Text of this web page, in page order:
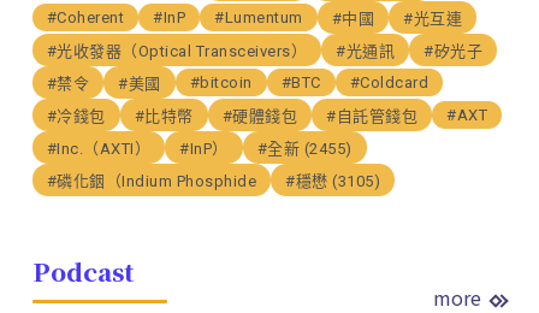
#Coherent
#InP #Lumentum #中國
#光互連
#光收發器（Optical Transceivers）
#光通訊
#矽光子
#禁令
#美國 #bitcoin #BTC
#Coldcard
#冷錢包
#比特幣 #硬體錢包 #自託管錢包
#AXT
#Inc.（AXTI）
#InP）
#全新 (2455)
#磷化銦（Indium Phosphide
#穩懋 (3105)
Podcast
more